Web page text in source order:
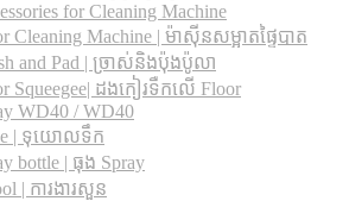
for Cleaning Machine
Cleaning Machine | ម៉ាស៊ីនសម្អាតផ្ទៃបាត
and Pad | ច្រាស់និងប៉ុងប៉ូលា
Squeegee| ដងកៀរទឺកលើ Floor
WD40 / WD40
| ទុយោលទឹក
bottle | ធុង Spray
| ការងារសួន